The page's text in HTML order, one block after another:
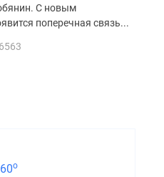
С новым
поперечная связь...
6563
о